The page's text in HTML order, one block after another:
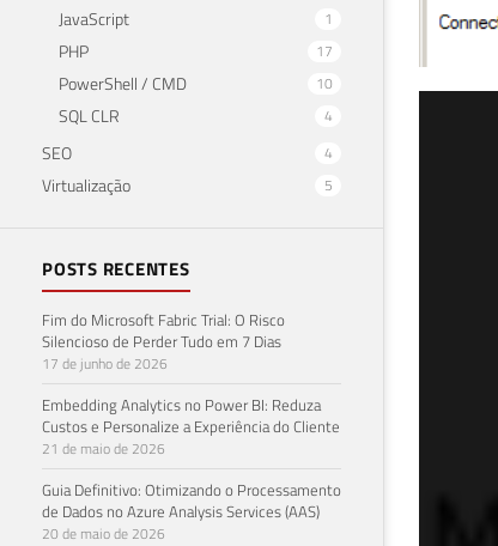
JavaScript 1
PHP 17
PowerShell / CMD 10
SQL CLR 4
SEO 4
Virtualização 5
POSTS RECENTES
Fim do Microsoft Fabric Trial: O Risco
Silencioso de Perder Tudo em 7 Dias
17 de junho de 2026
Embedding Analytics no Power BI: Reduza
Custos e Personalize a Experiência do Cliente
21 de maio de 2026
Guia Definitivo: Otimizando o Processamento
de Dados no Azure Analysis Services (AAS)
20 de maio de 2026